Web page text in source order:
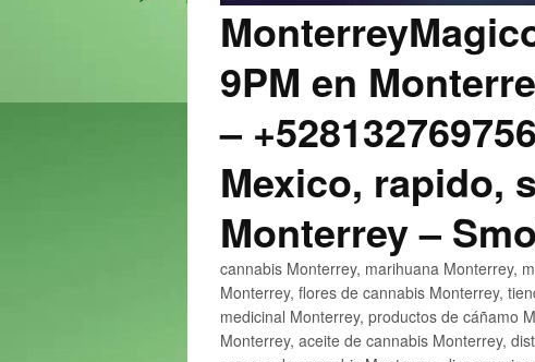
9PM en
–
Mexico, rapido,
Monterrey –
cannabis Monterrey, marihuana Monterrey,
Monterrey, flores de cannabis Monterrey,
medicinal Monterrey, productos de cáñamo
Monterrey, aceite de cannabis Monterrey,